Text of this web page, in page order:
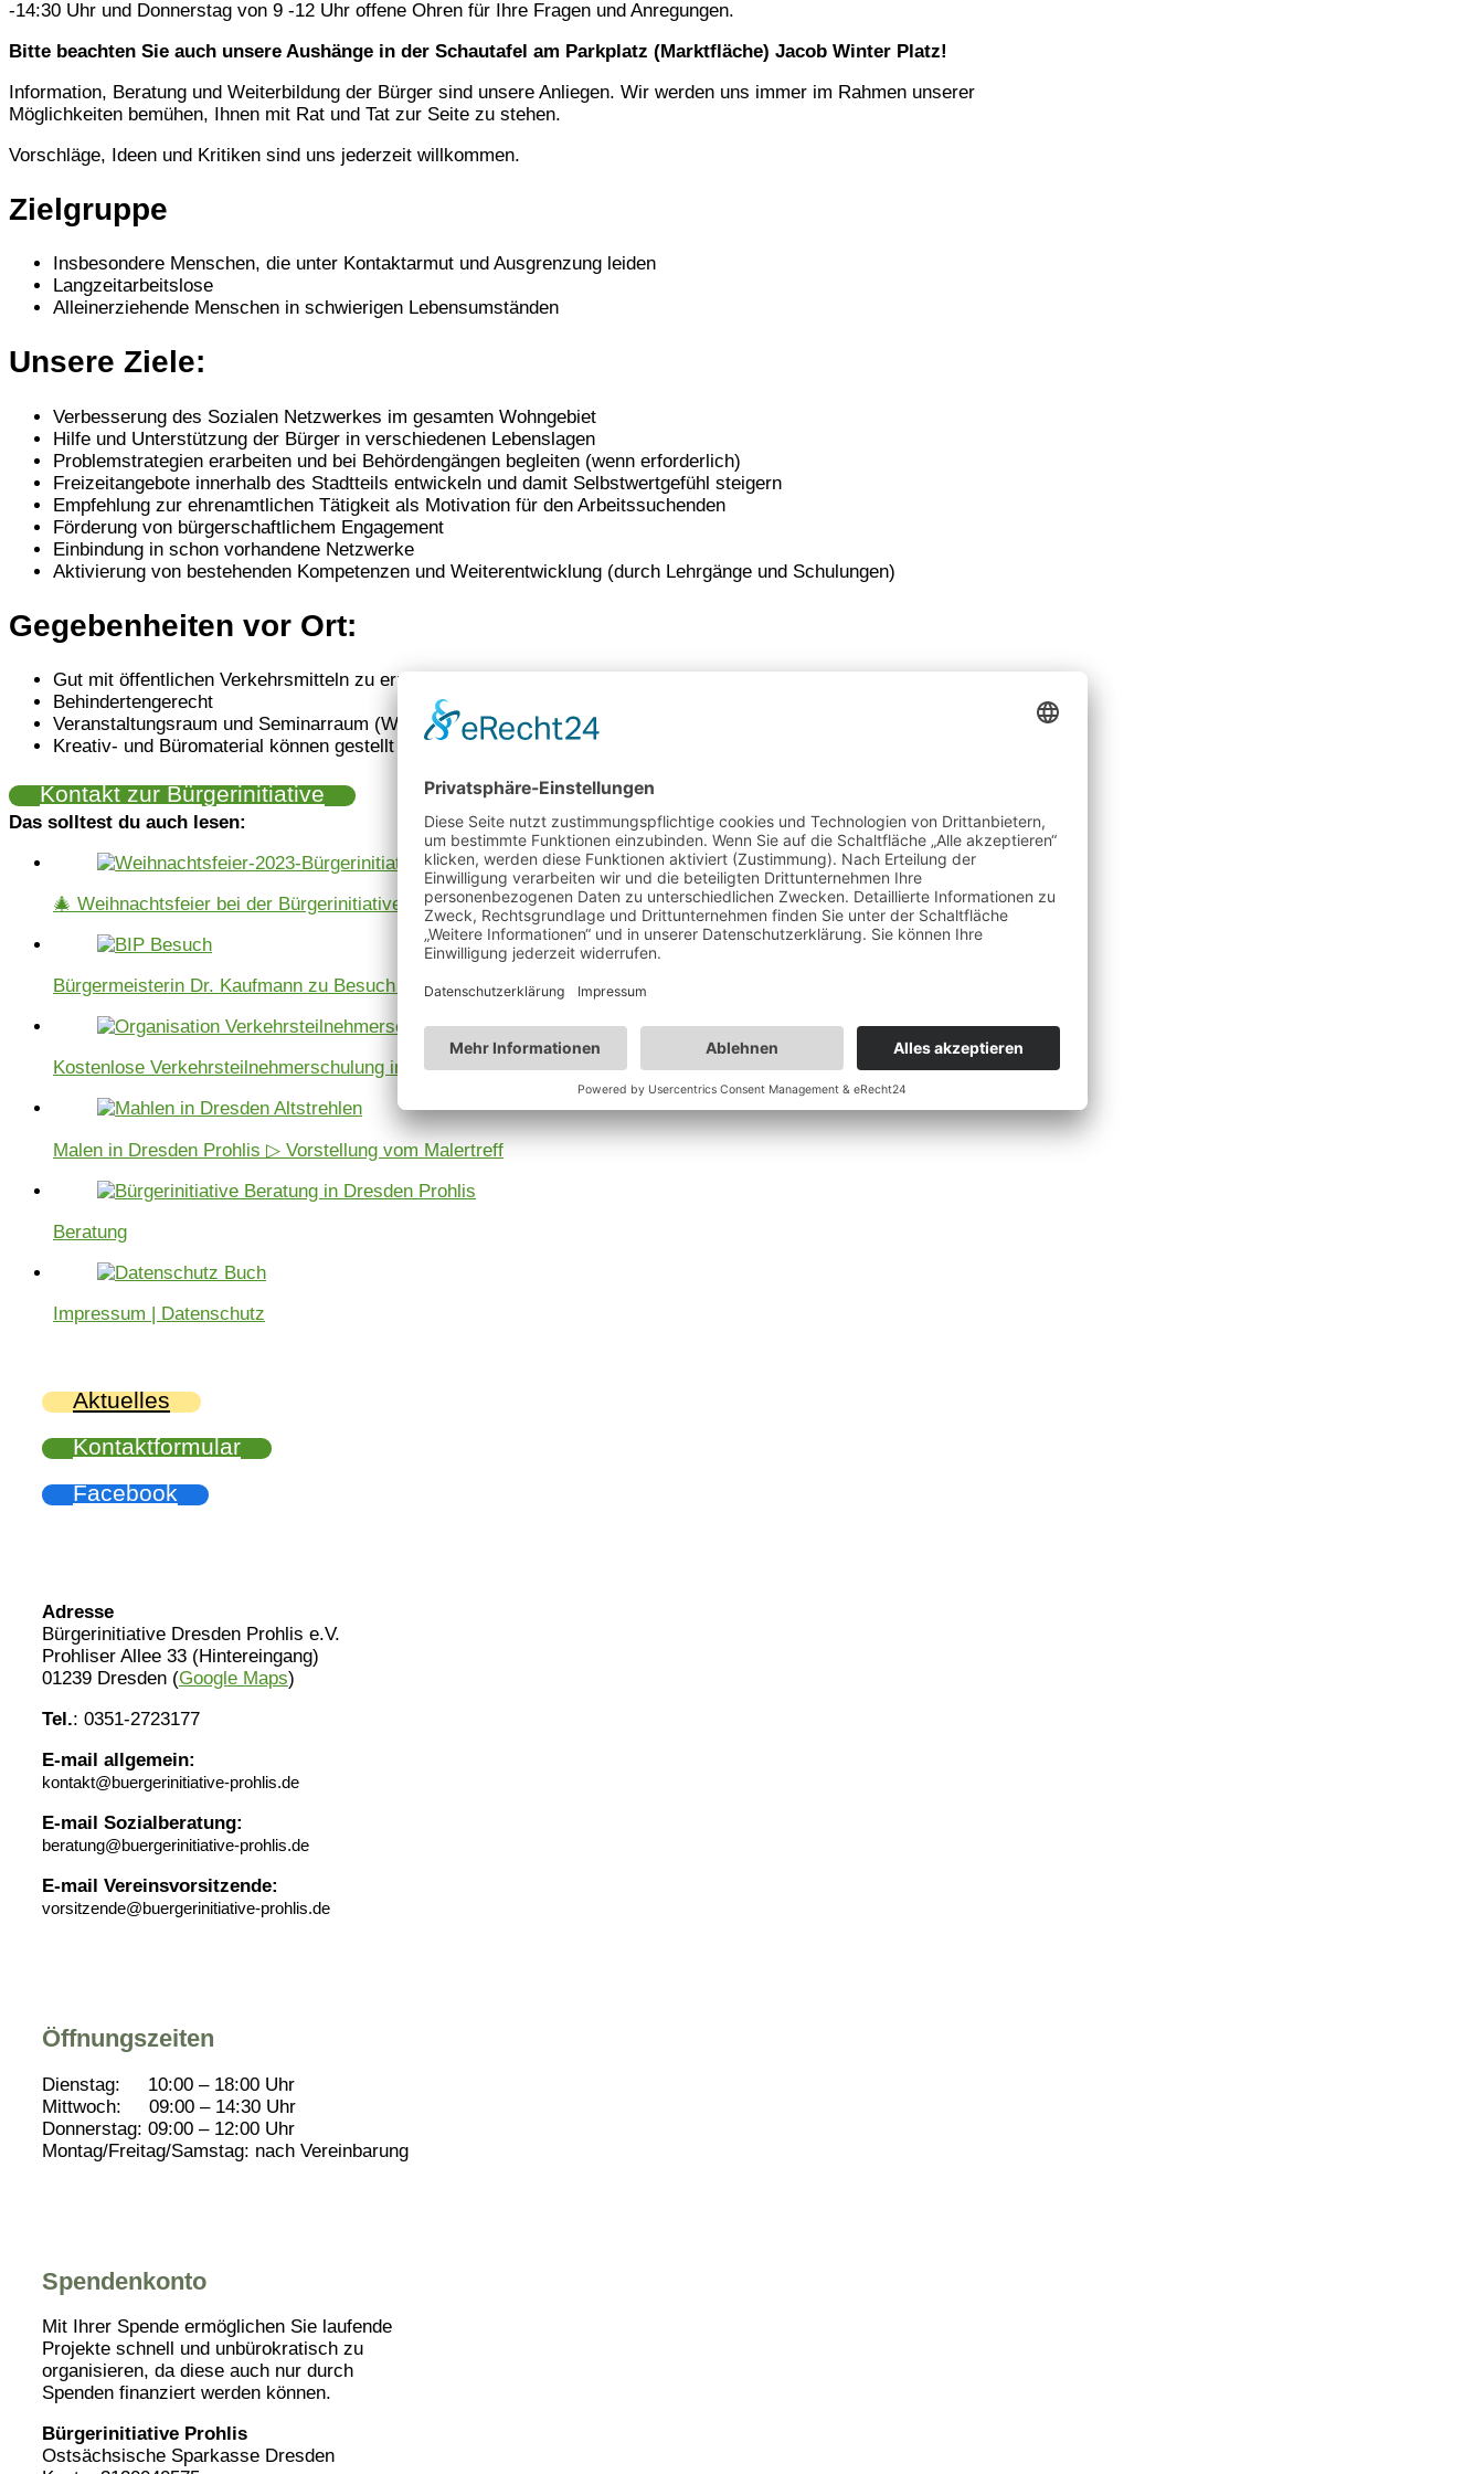
-14:30 Uhr und Donnerstag von 9 -12 Uhr offene Ohren für Ihre Fragen und Anregungen.
Bitte beachten Sie auch unsere Aushänge in der Schautafel am Parkplatz (Marktfläche) Jacob Winter Platz!
Information, Beratung und Weiterbildung der Bürger sind unsere Anliegen. Wir werden uns immer im Rahmen unserer
Möglichkeiten bemühen, Ihnen mit Rat und Tat zur Seite zu stehen.
Vorschläge, Ideen und Kritiken sind uns jederzeit willkommen.
Zielgruppe
Insbesondere Menschen, die unter Kontaktarmut und Ausgrenzung leiden
Langzeitarbeitslose
Alleinerziehende Menschen in schwierigen Lebensumständen
Unsere Ziele:
Verbesserung des Sozialen Netzwerkes im gesamten Wohngebiet
Hilfe und Unterstützung der Bürger in verschiedenen Lebenslagen
Problemstrategien erarbeiten und bei Behördengängen begleiten (wenn erforderlich)
Freizeitangebote innerhalb des Stadtteils entwickeln und damit Selbstwertgefühl steigern
Empfehlung zur ehrenamtlichen Tätigkeit als Motivation für den Arbeitssuchenden
Förderung von bürgerschaftlichem Engagement
Einbindung in schon vorhandene Netzwerke
Aktivierung von bestehenden Kompetenzen und Weiterentwicklung (durch Lehrgänge und Schulungen)
Gegebenheiten vor Ort:
Gut mit öffentlichen Verkehrsmitteln zu erreichen (Linie 1, 9, 13)
Behindertengerecht
Veranstaltungsraum und Seminarraum (White Board, Beamer, PC)
Kreativ- und Büromaterial können gestellt werden
Kontakt zur Bürgerinitiative
Das solltest du auch lesen:
🎄 Weihnachtsfeier bei der Bürgerinitiative
Bürgermeisterin Dr. Kaufmann zu Besuch bei der…
Kostenlose Verkehrsteilnehmerschulung in Dresden Prohlis
Malen in Dresden Prohlis ▷ Vorstellung vom Malertreff
Beratung
Impressum | Datenschutz
Aktuelles
Kontaktformular
Facebook
Adresse
Bürgerinitiative Dresden Prohlis e.V.
Prohliser Allee 33 (Hintereingang)
01239 Dresden (Google Maps)
Tel.: 0351-2723177
E-mail allgemein:
kontakt@buergerinitiative-prohlis.de
E-mail Sozialberatung:
beratung@buergerinitiative-prohlis.de
E-mail Vereinsvorsitzende:
vorsitzende@buergerinitiative-prohlis.de
Öffnungszeiten
Dienstag: 10:00 – 18:00 Uhr
Mittwoch: 09:00 – 14:30 Uhr
Donnerstag: 09:00 – 12:00 Uhr
Montag/Freitag/Samstag: nach Vereinbarung
Spendenkonto
Mit Ihrer Spende ermöglichen Sie laufende
Projekte schnell und unbürokratisch zu
organisieren, da diese auch nur durch
Spenden finanziert werden können.
Bürgerinitiative Prohlis
Ostsächsische Sparkasse Dresden